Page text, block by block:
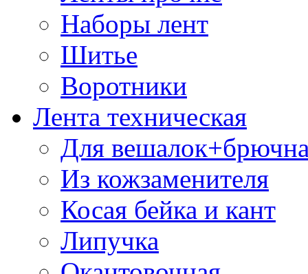
Наборы лент
Шитье
Воротники
Лента техническая
Для
Из кожзаменителя
Косая бейка и кант
Липучка